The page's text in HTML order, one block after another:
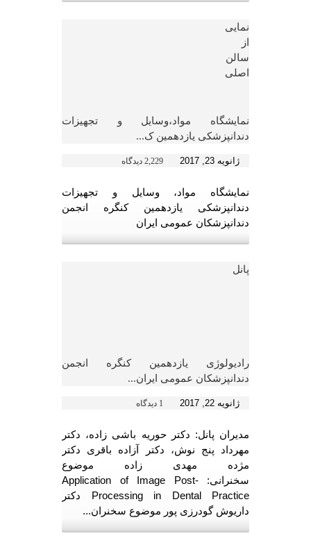
نمایی
از
سالن
اصلی
نمایشگاه مواد،وسایل و تجهیزات
دندانپزشکی یازدهمین ک...
ژانویه 23, 2017 2,229 دیدگاه
نمایشگاه مواد، وسایل و تجهیزات
دندانپزشکی یازدهمین کنگره انجمن
دندانپزشکان عمومی ایران
پانل
رادیولوژی یازدهمین کنگره انجمن
دندانپزشکان عمومی ایران...
ژانویه 22, 2017 1 دیدگاه
مدیران پانل: دکتر حوریه باشی زاده، دکتر
مهرداد پنج نوش، دکتر آزاده باقری دکتر
مژده مهدی زاده موضوع
سخنرانی: Application of Image Post-
Processing in Dental Practice دکتر
داریوش گودرزی پور موضوع سخنران...